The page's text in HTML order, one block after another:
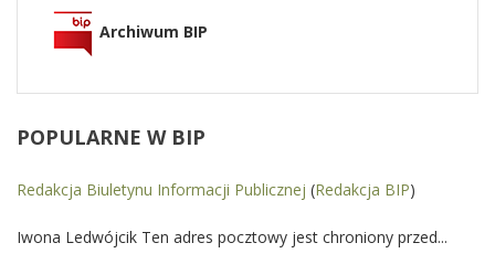
Archiwum BIP
POPULARNE W BIP
Redakcja Biuletynu Informacji Publicznej (Redakcja BIP)
Iwona Ledwójcik Ten adres pocztowy jest chroniony przed...